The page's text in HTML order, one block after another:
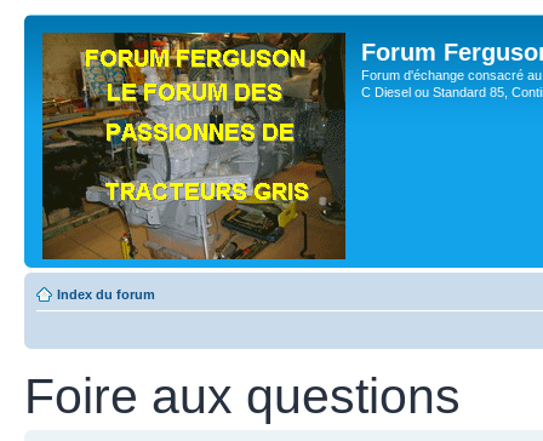
Forum
Forum d'échange consacré
C Diesel ou Standard 85,
Index du forum
Foire aux questions